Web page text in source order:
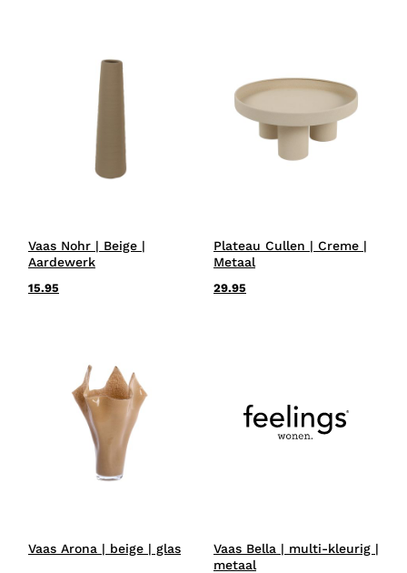
Vaas Nohr | Beige |
Aardewerk
15.95
Plateau Cullen | Creme |
Metaal
29.95
Vaas Arona | beige | glas
Vaas Bella | multi-kleurig |
metaal